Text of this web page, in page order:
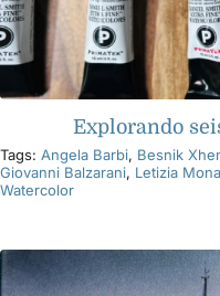
Recursos
Encuentra un minorista
Suscribir
Explorando
Tags: Angela Barbi, Besnik
Giovanni Balzarani, Letizia
Watercolor